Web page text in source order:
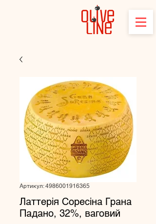
Артикул: 4986001916365
Латтерія Соресіна Грана
Падано, 32%, ваговий